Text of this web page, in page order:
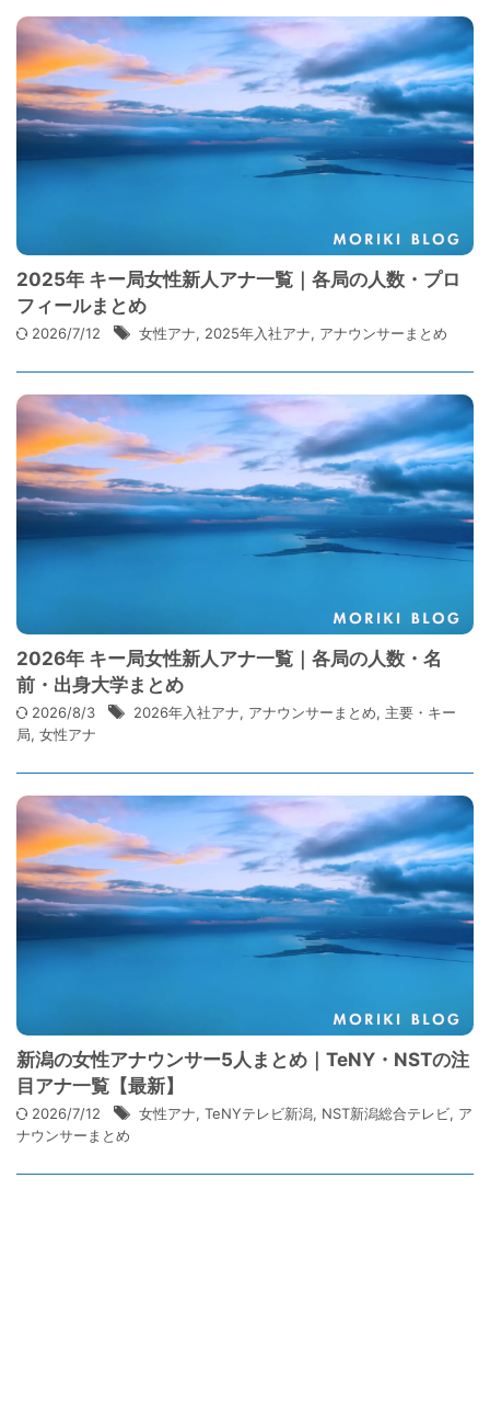
2025年 キー局女性新人アナ一覧｜各局の人数・プロ
フィールまとめ
2026/7/12 女性アナ, 2025年入社アナ, アナウンサーまとめ
2026年 キー局女性新人アナ一覧｜各局の人数・名
前・出身大学まとめ
2026/8/3 2026年入社アナ, アナウンサーまとめ, 主要・キー
局, 女性アナ
新潟の女性アナウンサー5人まとめ｜TeNY・NSTの注
目アナ一覧【最新】
2026/7/12 女性アナ, TeNYテレビ新潟, NST新潟総合テレビ, ア
ナウンサーまとめ